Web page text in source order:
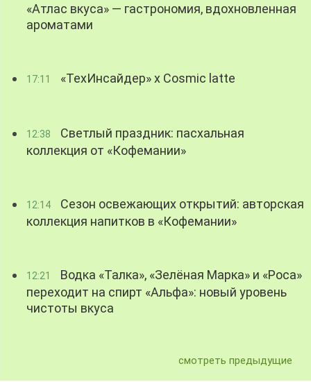
«Атлас вкуса» — гастрономия, вдохновленная
ароматами
17:11 «ТехИнсайдер» х Cosmic latte
12:38
Светлый праздник: пасхальная
коллекция от «Кофемании»
12:14
Сезон освежающих открытий: авторская
коллекция напитков в «Кофемании»
12:21
Водка «Талка», «Зелёная Марка» и «Роса»
переходит на спирт «Альфа»: новый уровень
чистоты вкуса
смотреть предыдущие